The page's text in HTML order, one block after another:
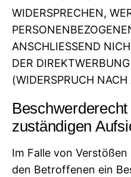
WIDERSPRECHEN,
ANSCHLIESSEND
DER
(WIDERSPRUCH
zuständigen
Im Falle von
den Betroffenen ein